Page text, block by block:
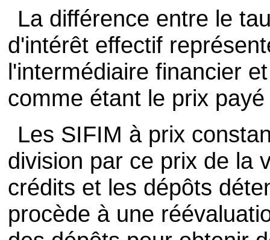
La différence entre le
d'intérêt effectif
l'intermédiaire financier
comme étant le prix
Les SIFIM à prix
division par ce prix de la
crédits et les dépôts
procède à une